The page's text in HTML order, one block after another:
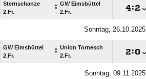
Sternschanze
2.Fr.
: GW Eimsbüttel
2.Fr.
:
Sonntag, 26.10.2025
GW Eimsbüttel
2.Fr.
: Union Tornesch
2.Fr.
:
Sonntag, 09.11.2025